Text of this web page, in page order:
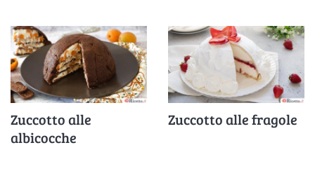
Zuccotto alle
albicocche
Zuccotto alle fragole